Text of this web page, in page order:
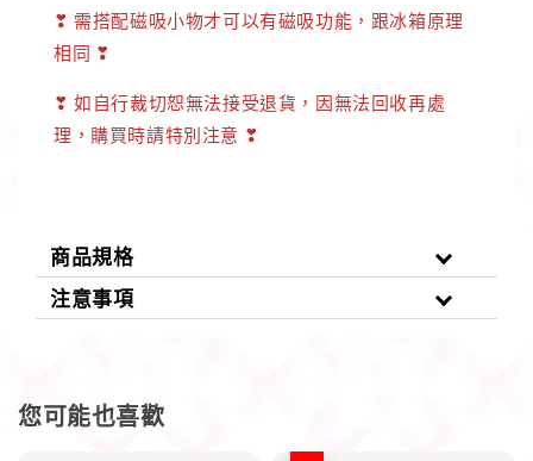
❣ 需搭配磁吸小物才可以有磁吸功能，跟冰箱原理
相同 ❣
❣如自行裁切恕無法接受退貨，因無法回收再處
理，購買時請特別注意 ❣
商品規格
注意事項
您可能也喜歡